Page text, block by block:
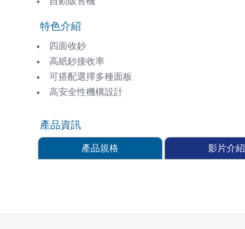
特色介紹
四面收鈔
高紙鈔接收率
可搭配選擇多種面板
高安全性機構設計
產品資訊
產品規格 影片介紹